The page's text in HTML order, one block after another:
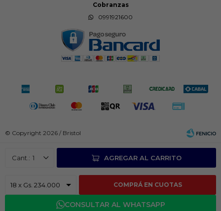
1 AGREGAR AL CARRITO
COMPRÁ EN CUOTAS
CONSULTAR AL WHATSAPP
Cobranzas
0991921600
© Copyright 2026 / Bristol